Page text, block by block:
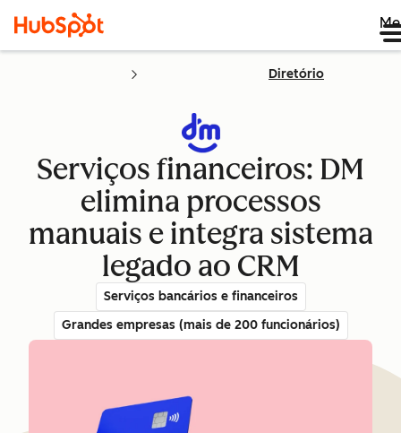
Diretório
Serviços financeiros: DM
elimina processos
manuais e integra sistema
legado ao CRM
Serviços bancários e financeiros
Grandes empresas (mais de 200 funcionários)